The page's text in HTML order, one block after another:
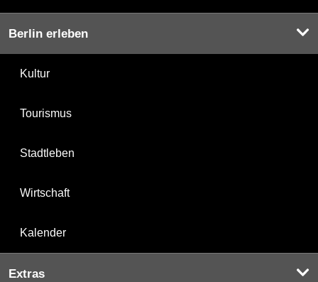
Berlin erleben
Kultur
Tourismus
Stadtleben
Wirtschaft
Kalender
Extras